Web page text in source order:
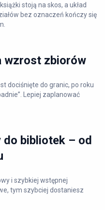
stoją na skos, a układ
bez oznaczeń kończy się
wzrost zbiorów
dociśnięte do granic, po roku
Lepiej zaplanować
do bibliotek – od
i szybkiej wstępnej
tym szybciej dostaniesz